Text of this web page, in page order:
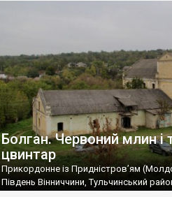
Болган. Червоний млин і
цвинтар
Прикордонне із Придністров’ям
Південь Вінниччини, Тульчинський